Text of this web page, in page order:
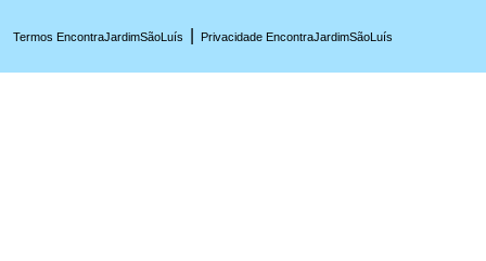
Termos EncontraJardimSãoLuís Privacidade EncontraJardimSãoLuís